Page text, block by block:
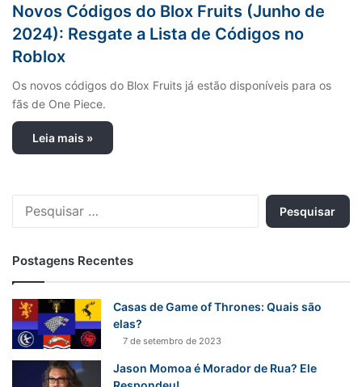
Novos Códigos do Blox Fruits (Junho de
2024): Resgate a Lista de Códigos no
Roblox
Os novos códigos do Blox Fruits já estão disponíveis para os
fãs de One Piece.
Leia mais »
s
o
Postagens Recentes
Casas de Game of Thrones: Quais são
elas?
7 de setembro de 2023
Jason Momoa é Morador de Rua? Ele